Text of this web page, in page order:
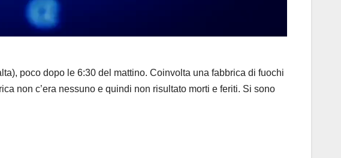
poco dopo le 6:30 del mattino. Coinvolta una fabbrica di fuochi
non c’era nessuno e quindi non risultato morti e feriti. Si sono